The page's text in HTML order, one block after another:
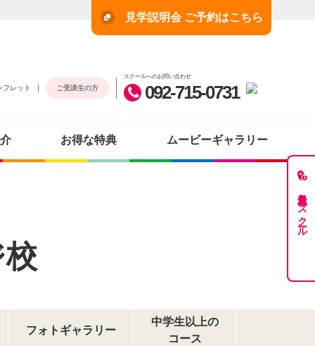
見学説明会 ご予約はこちら
フレット ご受講生の方
スクールへのお問い合わせ
092-715-0731
お得な特典 ムービーギャラリー
最近見たスクール
フォトギャラリー
中学生以上の
コース